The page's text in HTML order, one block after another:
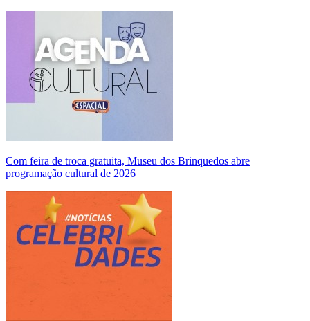
Com feira de troca gratuita, Museu dos Brinquedos abre
programação cultural de 2026